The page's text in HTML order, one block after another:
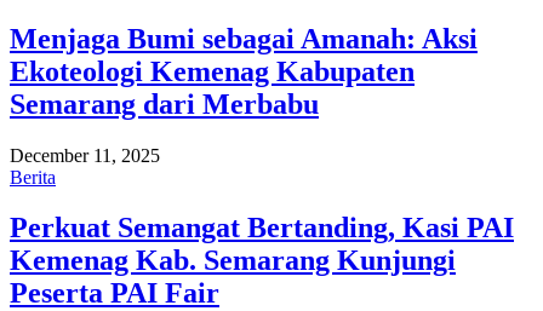
Menjaga Bumi sebagai Amanah: Aksi
Ekoteologi Kemenag Kabupaten
Semarang dari Merbabu
December 11, 2025
Berita
Perkuat Semangat Bertanding, Kasi PAI
Kemenag Kab. Semarang Kunjungi
Peserta PAI Fair